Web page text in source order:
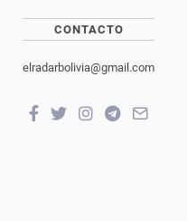
CONTACTO
elradarbolivia@gmail.com